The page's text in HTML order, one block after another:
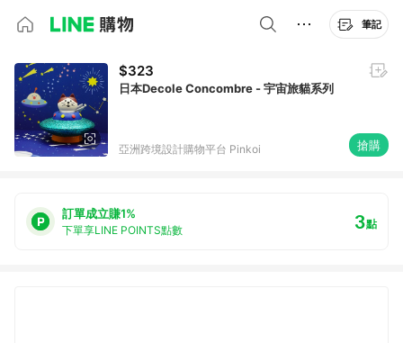
筆記
$323
日本Decole Concombre - 宇宙旅貓系列
亞洲跨境設計購物平台 Pinkoi 搶購
訂單成立賺1%
下單享LINE POINTS點數 3點